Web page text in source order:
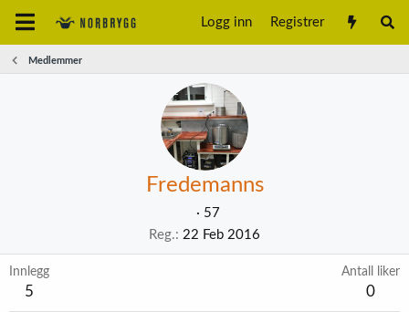
Logg inn Registrer
Medlemmer
Fredemanns
· 57
Reg. 22 Feb 2016
Innlegg
5
Antall liker
0